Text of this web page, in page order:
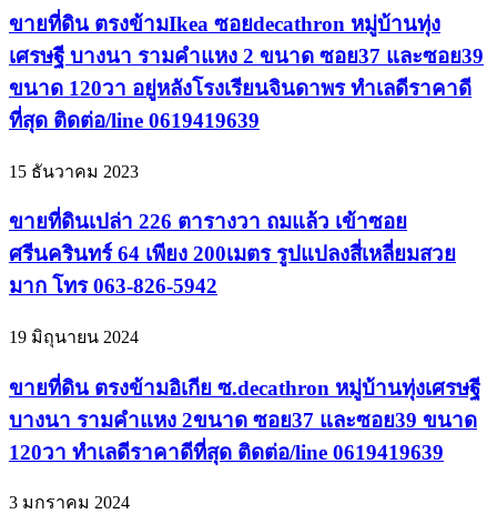
ขายที่ดิน ตรงข้ามIkea ซอยdecathron หมู่บ้านทุ่ง
เศรษฐี บางนา รามคำแหง 2 ขนาด ซอย37 และซอย39
ขนาด 120วา อยู่หลังโรงเรียนจินดาพร ทำเลดีราคาดี
ที่สุด ติดต่อ/line 0619419639
15 ธันวาคม 2023
ขายที่ดินเปล่า 226 ตารางวา ถมแล้ว เข้าซอย
ศรีนครินทร์ 64 เพียง 200เมตร รูปแปลงสี่เหลี่ยมสวย
มาก โทร 063-826-5942
19 มิถุนายน 2024
ขายที่ดิน ตรงข้ามอิเกีย ซ.decathron หมู่บ้านทุ่งเศรษฐี
บางนา รามคำแหง 2ขนาด ซอย37 และซอย39 ขนาด
120วา ทำเลดีราคาดีที่สุด ติดต่อ/line 0619419639
3 มกราคม 2024